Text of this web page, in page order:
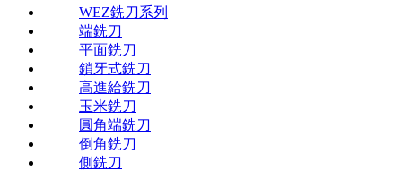
WEZ銑刀系列
端銑刀
平面銑刀
鎖牙式銑刀
高進給銑刀
玉米銑刀
圓角端銑刀
倒角銑刀
側銑刀